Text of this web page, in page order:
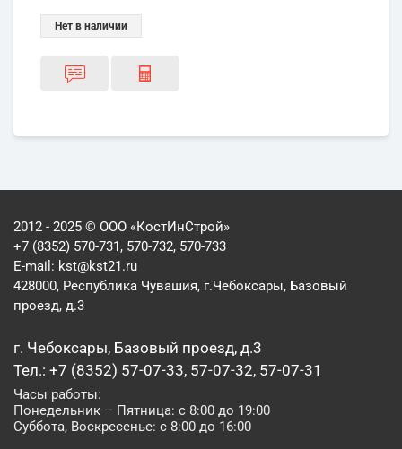
Нет в наличии
2012 - 2025 © ООО «КостИнСтрой»
+7 (8352) 570-731, 570-732, 570-733
E-mail: kst@kst21.ru
428000, Республика Чувашия, г.Чебоксары, Базовый
проезд, д.3
г. Чебоксары, Базовый проезд, д.3
Тел.: +7 (8352) 57-07-33, 57-07-32, 57-07-31
Часы работы:
Понедельник – Пятница: с 8:00 до 19:00
Суббота, Воскресенье: с 8:00 до 16:00